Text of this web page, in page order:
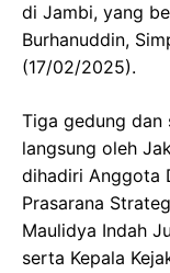
di Jambi, yang
Burhanuddin,
(17/02/2025).
Tiga gedung dan
langsung oleh
dihadiri Anggota
Prasarana
Maulidya Indah
serta Kepala